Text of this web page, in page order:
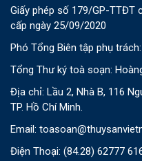
Giấy phép số 179/GP-TTĐT
cấp ngày 25/09/2020
Phó Tổng Biên tập phụ
Tổng Thư ký toà soạn:
Địa chỉ: Lầu 2, Nhà B, 116
TP. Hồ Chí Minh.
Email:
Điện Thoại: (84.28) 62777